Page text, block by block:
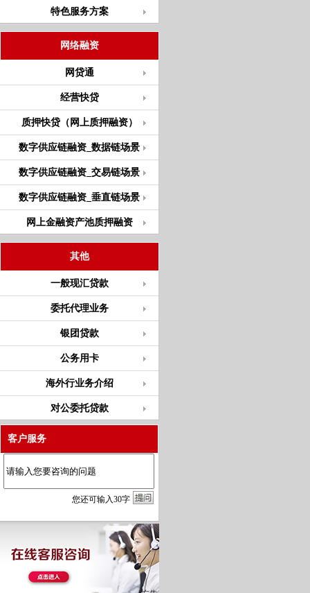
特色服务方案
网络融资
网贷通
经营快贷
质押快贷（网上质押融资）
数字供应链融资_数据链场景
数字供应链融资_交易链场景
数字供应链融资_垂直链场景
网上金融资产池质押融资
其他
一般现汇贷款
委托代理业务
银团贷款
公务用卡
海外行业务介绍
对公委托贷款
客户服务
您还可输入30字